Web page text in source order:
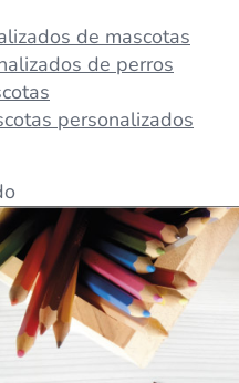
de mascotas
de perros
personalizados